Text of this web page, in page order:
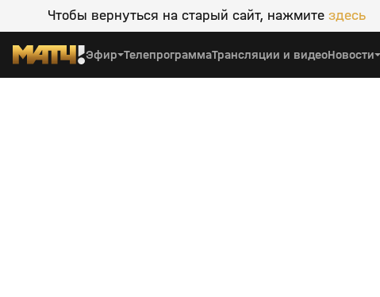
Чтобы вернуться на старый сайт, нажмите здесь
Эфир ТелепрограммаТрансляции и видеоНовости